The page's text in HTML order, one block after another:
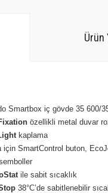
Ürün
Smartbox iç gövde 35 600/
özellikli metal duvar
kaplama
için SmartControl buton,
ile sabit sıcaklık
38°C’de sabitlenebilir